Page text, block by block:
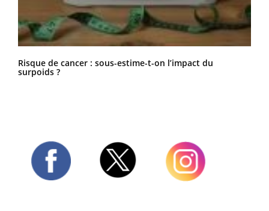
Risque de cancer : sous-estime-t-on l’impact du
surpoids ?